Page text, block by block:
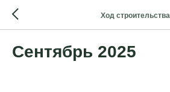
Ход строительства
Сентябрь 2025